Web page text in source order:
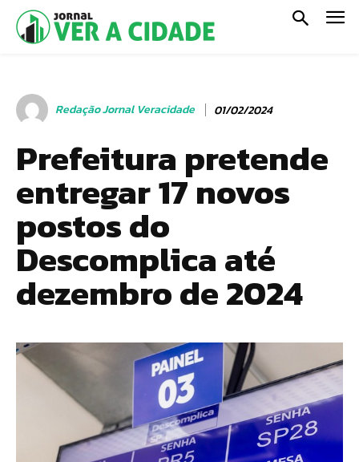
Redação Jornal Veracidade 01/02/2024
Prefeitura pretende
entregar 17 novos
postos do
Descomplica até
dezembro de 2024